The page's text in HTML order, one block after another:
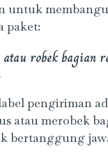
untuk
paket:
atau robek bagian
pengiriman
atau merobek
bertanggung